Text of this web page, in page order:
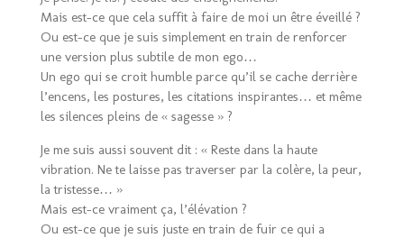
Mais est-ce que cela suffit à faire de moi un être éveillé ?
Ou est-ce que je suis simplement en train de renforcer
une version plus subtile de mon ego…
Un ego qui se croit humble parce qu’il se cache derrière
l’encens, les postures, les citations inspirantes… et même
les silences pleins de « sagesse » ?
Je me suis aussi souvent dit : « Reste dans la haute
vibration. Ne te laisse pas traverser par la colère, la peur,
la tristesse… »
Mais est-ce vraiment ça, l’élévation ?
Ou est-ce que je suis juste en train de fuir ce qui a